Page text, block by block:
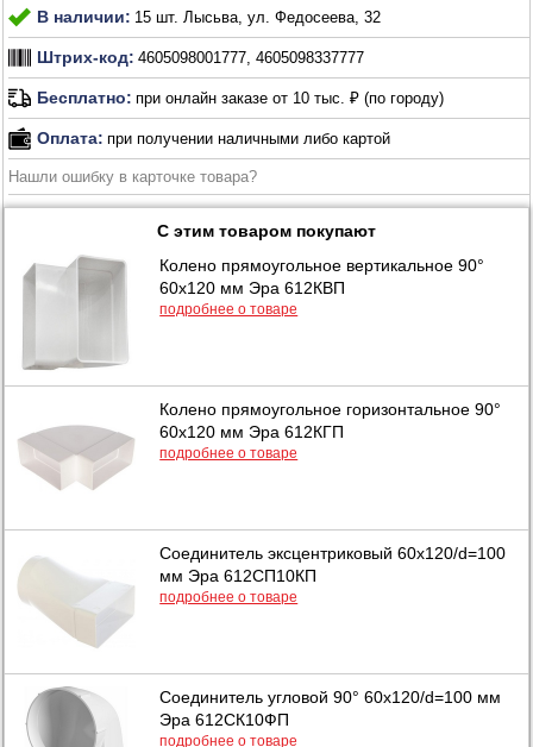
В наличии: 15 шт. Лысьва, ул. Федосеева, 32
Штрих-код: 4605098001777, 4605098337777
Бесплатно: при онлайн заказе от 10 тыс. ₽ (по городу)
Оплата: при получении наличными либо картой
Нашли ошибку в карточке товара?
С этим товаром покупают
Колено прямоугольное вертикальное 90°
60х120 мм Эра 612КВП
подробнее о товаре
Колено прямоугольное горизонтальное 90°
60х120 мм Эра 612КГП
подробнее о товаре
Соединитель эксцентриковый 60х120/d=100
мм Эра 612СП10КП
подробнее о товаре
Соединитель угловой 90° 60х120/d=100 мм
Эра 612СК10ФП
подробнее о товаре